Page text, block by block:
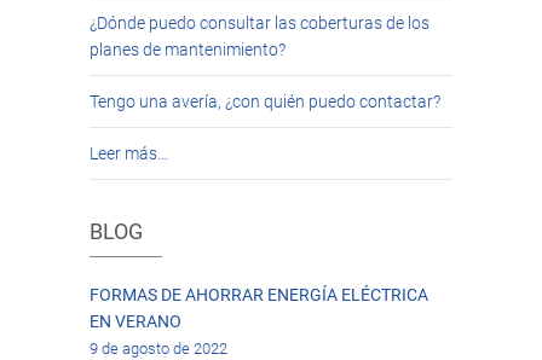
¿Dónde puedo consultar las coberturas de los
planes de mantenimiento?
Tengo una avería, ¿con quién puedo contactar?
Leer más…
BLOG
FORMAS DE AHORRAR ENERGÍA ELÉCTRICA
EN VERANO
9 de agosto de 2022